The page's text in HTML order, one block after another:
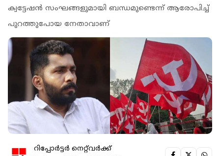
ക്വട്ടേഷന്‍ സംഘങ്ങളുമായി ബന്ധമുണ്ടെന്ന് ആരോപിച്ച്
പുറത്തുപോയ നേതാവാണ്
റിപ്പോർട്ടർ നെറ്റ്‌വര്‍ക്ക്‌